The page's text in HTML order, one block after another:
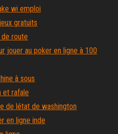
wi emploi
gratuits
route
jouer au poker en ligne à 100
à sous
et rafale
de létat de washington
en ligne inde